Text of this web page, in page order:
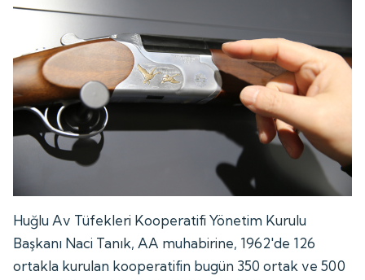
Huğlu Av Tüfekleri Kooperatifi Yönetim Kurulu
Başkanı Naci Tanık, AA muhabirine, 1962'de 126
ortakla kurulan kooperatifin bugün 350 ortak ve 500